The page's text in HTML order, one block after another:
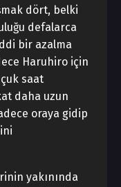
dört, belki
defalarca
bir azalma
Haruhiro için
saat
daha uzun
oraya gidip
yakınında